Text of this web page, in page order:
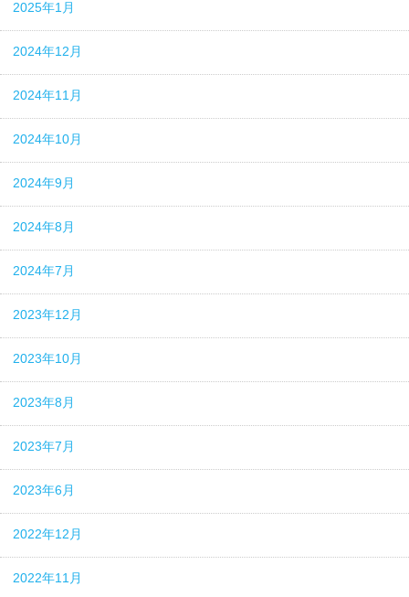
2025年1月
2024年12月
2024年11月
2024年10月
2024年9月
2024年8月
2024年7月
2023年12月
2023年10月
2023年8月
2023年7月
2023年6月
2022年12月
2022年11月